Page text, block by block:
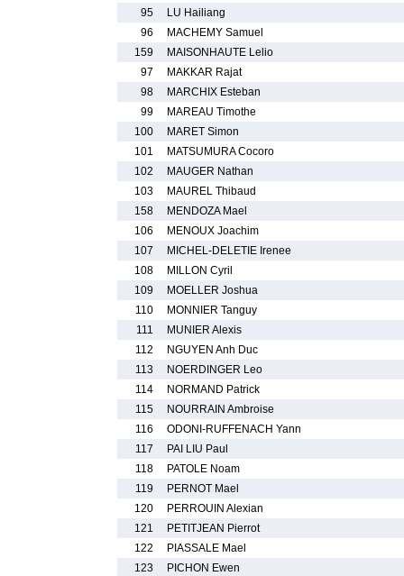
95
LU Hailiang
96
MACHEMY Samuel
159
MAISONHAUTE Lelio
97
MAKKAR Rajat
98
MARCHIX Esteban
99
MAREAU Timothe
100
MARET Simon
101
MATSUMURA Cocoro
102
MAUGER Nathan
103
MAUREL Thibaud
158
MENDOZA Mael
106
MENOUX Joachim
107
MICHEL-DELETIE Irenee
108
MILLON Cyril
109
MOELLER Joshua
110
MONNIER Tanguy
111
MUNIER Alexis
112
NGUYEN Anh Duc
113
NOERDINGER Leo
114
NORMAND Patrick
115
NOURRAIN Ambroise
116
ODONI-RUFFENACH Yann
117
PAI LIU Paul
118
PATOLE Noam
119
PERNOT Mael
120
PERROUIN Alexian
121
PETITJEAN Pierrot
122
PIASSALE Mael
123
PICHON Ewen